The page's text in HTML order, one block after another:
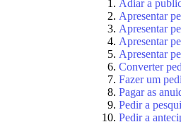
Adiar a
Apresentar
Apresentar
Apresentar
Apresentar
Converter
Fazer um
Pagar as
Pedir a
Pedir a